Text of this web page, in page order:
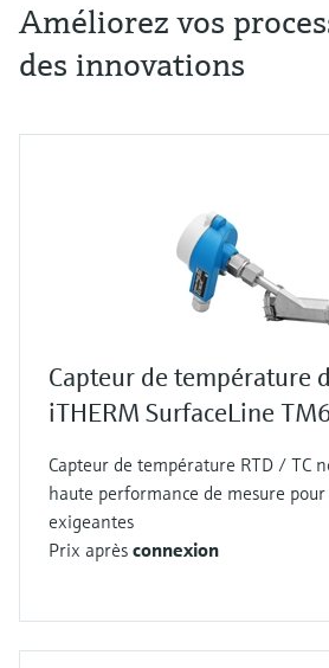
Améliorez vos
des innovations
Capteur de température
iTHERM SurfaceLine
Capteur de température RTD / TC
haute performance de mesure
exigeantes
Prix après connexion